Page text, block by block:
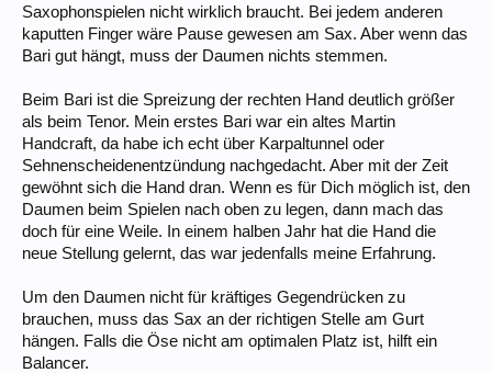
Saxophonspielen nicht wirklich braucht. Bei jedem anderen
kaputten Finger wäre Pause gewesen am Sax. Aber wenn das
Bari gut hängt, muss der Daumen nichts stemmen.
Beim Bari ist die Spreizung der rechten Hand deutlich größer
als beim Tenor. Mein erstes Bari war ein altes Martin
Handcraft, da habe ich echt über Karpaltunnel oder
Sehnenscheidenentzündung nachgedacht. Aber mit der Zeit
gewöhnt sich die Hand dran. Wenn es für Dich möglich ist, den
Daumen beim Spielen nach oben zu legen, dann mach das
doch für eine Weile. In einem halben Jahr hat die Hand die
neue Stellung gelernt, das war jedenfalls meine Erfahrung.
Um den Daumen nicht für kräftiges Gegendrücken zu
brauchen, muss das Sax an der richtigen Stelle am Gurt
hängen. Falls die Öse nicht am optimalen Platz ist, hilft ein
Balancer.